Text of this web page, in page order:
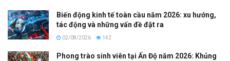
Biến động kinh tế toàn cầu năm 2026: xu hướng,
tác động và những vấn đề đặt ra
02/08/2026 142
Phong trào sinh viên tại Ấn Độ năm 2026: Khủng